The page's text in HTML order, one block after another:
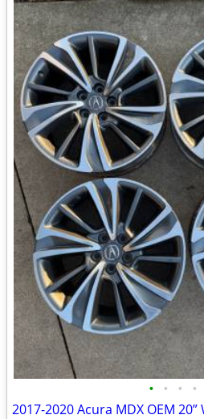
• • • •